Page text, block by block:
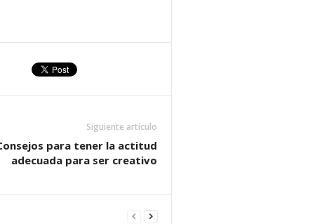
Siguiente artículo
para tener la actitud
adecuada para ser creativo